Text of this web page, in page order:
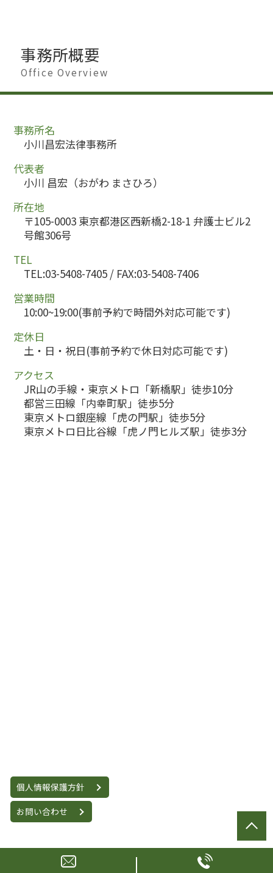
事務所概要
Office Overview
事務所名
小川昌宏法律事務所
代表者
小川 昌宏（おがわ まさひろ）
所在地
〒105-0003 東京都港区西新橋2-18-1 弁護士ビル2
号館306号
TEL
TEL:03-5408-7405 / FAX:03-5408-7406
営業時間
10:00~19:00(事前予約で時間外対応可能です)
定休日
土・日・祝日(事前予約で休日対応可能です)
アクセス
JR山の手線・東京メトロ「新橋駅」徒歩10分
都営三田線「内幸町駅」徒歩5分
東京メトロ銀座線「虎の門駅」徒歩5分
東京メトロ日比谷線「虎ノ門ヒルズ駅」徒歩3分
個人情報保護方針
お問い合わせ
© 小川昌宏法律事務所